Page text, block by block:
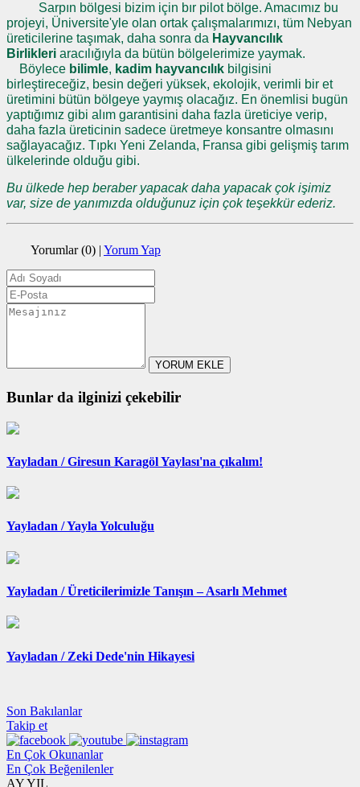
Sarpın bölgesi bizim için bır pilot bölge. Amacımız bu
projeyi, Üniversite'yle olan ortak çalışmalarımızı, tüm Nebyan
üreticilerine taşımak, daha sonra da Hayvancılık
Birlikleri aracılığıyla da bütün bölgelerimize yaymak.
Böylece bilimle, kadim hayvancılık bilgisini
birleştireceğiz, besin değeri yüksek, ekolojik, verimli bir et
üretimini bütün bölgeye yaymış olacağız. En önemlisi bugün
yaptığımız gibi alım garantisini daha fazla üreticiye verip,
daha fazla üreticinin sadece üretmeye konsantre olmasını
sağlayacağız. Tıpkı Yeni Zelanda, Fransa gibi gelişmiş tarım
ülkelerinde olduğu gibi.
Bu ülkede hep beraber yapacak daha yapacak çok işimiz
var, size de yanımızda olduğunuz için çok teşekkür ederiz.
Yorumlar (0) | Yorum Yap
YORUM EKLE
Bunlar da ilginizi çekebilir
Yayladan /Giresun Karagöl Yaylası'na çıkalım!
Yayladan /Yayla Yolculuğu
Yayladan /Üreticilerimizle Tanışın – Asarlı Mehmet
Yayladan / Zeki Dede'nin Hikayesi
Son Bakılanlar
Takip et
En Çok Okunanlar
En Çok Beğenilenler
AYYIL